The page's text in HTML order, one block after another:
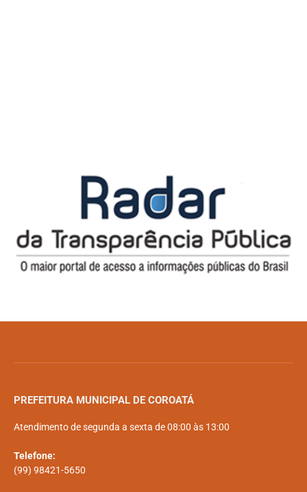
PREFEITURA MUNICIPAL DE COROATÁ
Atendimento de segunda a sexta de 08:00 às 13:00
Telefone:
(99) 98421-5650